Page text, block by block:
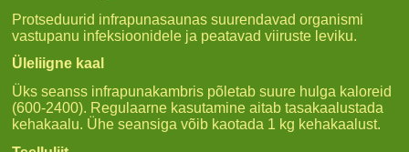
Protseduurid infrapunasaunas suurendavad organismi
vastupanu infeksioonidele ja peatavad viiruste leviku.
Üleliigne kaal
Üks seanss infrapunakambris põletab suure hulga kaloreid
(600-2400). Regulaarne kasutamine aitab tasakaalustada
kehakaalu. Ühe seansiga võib kaotada 1 kg kehakaalust.